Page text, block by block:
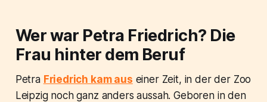
Wer war Petra Friedrich? Die
Frau hinter dem Beruf
Petra Friedrich kam aus einer Zeit, in der der Zoo
Leipzig noch ganz anders aussah. Geboren in den